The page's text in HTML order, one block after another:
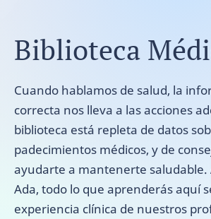
Biblioteca
Cuando hablamos de salud, la
correcta nos lleva a las acciones
biblioteca está repleta de datos
padecimientos médicos, y de
ayudarte a mantenerte saludable.
Ada, todo lo que aprenderás aquí
experiencia clínica de nuestros